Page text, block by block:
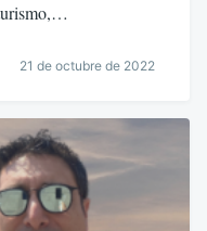
21 de octubre de 2022